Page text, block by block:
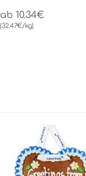
ab 10.34€
(32.47€/kg)